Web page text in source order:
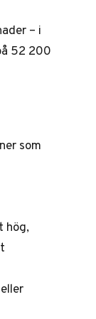
– i
52 200
som
hög,